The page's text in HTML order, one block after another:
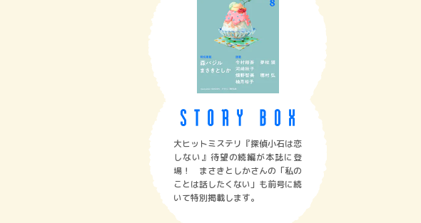
大ヒットミステリ『探偵小石は恋
しない』待望の続編が本誌に登
場！ まさきとしかさんの「私の
ことは話したくない」も前号に続
いて特別掲載します。